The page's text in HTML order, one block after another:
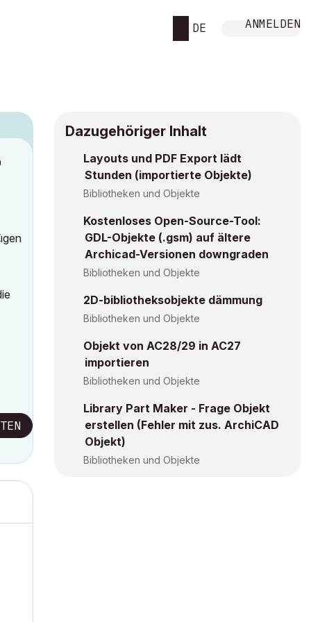
DE ANMELDEN
Dazugehöriger Inhalt
Layouts und PDF Export lädt
Stunden (importierte Objekte)
Bibliotheken und Objekte
Kostenloses Open-Source-Tool:
GDL-Objekte (.gsm) auf ältere
Archicad-Versionen downgraden
Bibliotheken und Objekte
2D-bibliotheksobjekte dämmung
Bibliotheken und Objekte
Objekt von AC28/29 in AC27
importieren
Bibliotheken und Objekte
Library Part Maker - Frage Objekt
erstellen (Fehler mit zus. ArchiCAD
Objekt)
Bibliotheken und Objekte